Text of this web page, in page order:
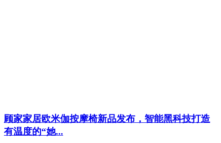
顾家家居欧米伽按摩椅新品发布，智能黑科技打造
有温度的“她...